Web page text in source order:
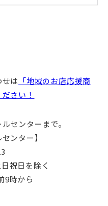
は 「地域のお店応援商
さい！
センターまで。
ンター】
祝日を除く
時から